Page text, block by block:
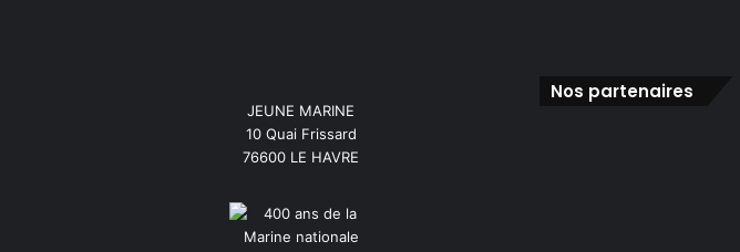
JEUNE MARINE
10 Quai Frissard
76600 LE HAVRE
Nos partenaires